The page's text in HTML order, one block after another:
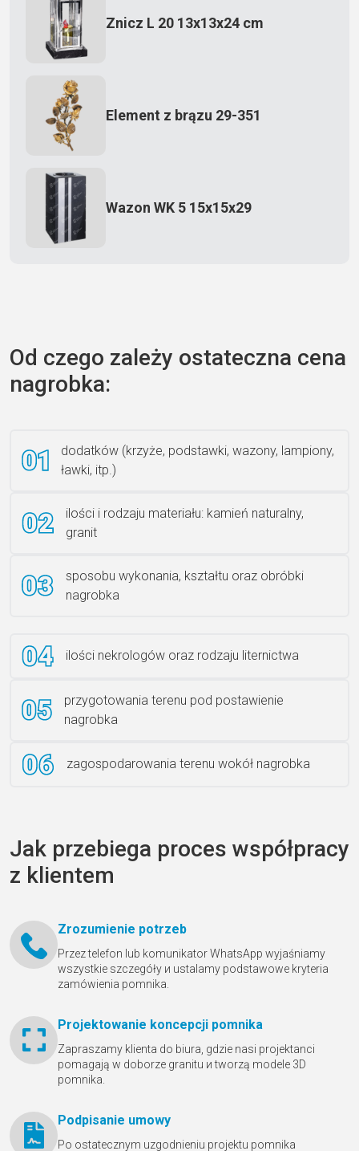
Znicz L 20 13x13x24 cm
Element z brązu 29-351
Wazon WK 5 15x15x29
Książka 2
Ławka granitowa LG 12
Od czego zależy ostateczna cena
nagrobka:
dodatków (krzyże, podstawki, wazony, lampiony,
ławki, itp.)
ilości i rodzaju materiału: kamień naturalny,
granit
sposobu wykonania, kształtu oraz obróbki
nagrobka
ilości nekrologów oraz rodzaju liternictwa
przygotowania terenu pod postawienie
nagrobka
zagospodarowania terenu wokół nagrobka
Jak przebiega proces współpracy
z klientem
Zrozumienie potrzeb
Przez telefon lub komunikator WhatsApp wyjaśniamy
wszystkie szczegóły и ustalamy podstawowe kryteria
zamówienia pomnika.
Projektowanie koncepcji pomnika
Zapraszamy klienta do biura, gdzie nasi projektanci
pomagają w doborze granitu и tworzą modele 3D
pomnika.
Podpisanie umowy
Po ostatecznym uzgodnieniu projektu pomnika